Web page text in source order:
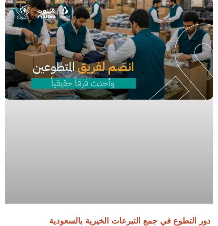
دور التطوع في جمع التبرعات الخيرية بالسعودية